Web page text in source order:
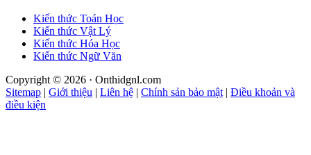
Kiến thức Toán Học
Kiến thức Vật Lý
Kiến thức Hóa Học
Kiến thức Ngữ Văn
Copyright © 2026 · Onthidgnl.com
Sitemap | Giới thiệu | Liên hệ | Chính sản bảo mật | Điều khoản và
điều kiện